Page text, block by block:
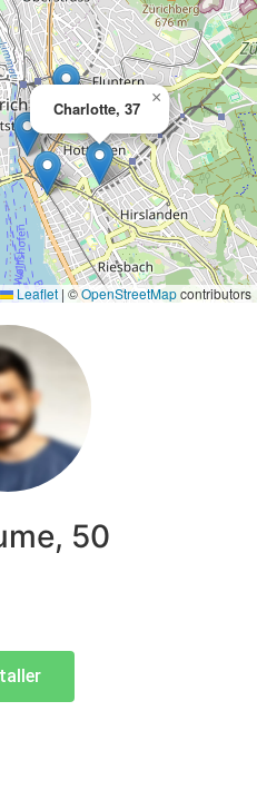
Charlotte, 37
×
Leaflet | ©OpenStreetMapcontributors
50